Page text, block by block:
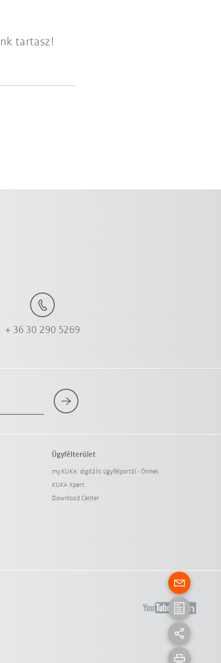
tartasz!
+ 36 30 290 5269
Ügyfélterület
my.KUKA: digitális ügyfélportál - Önnek
KUKA Xpert
Download Center